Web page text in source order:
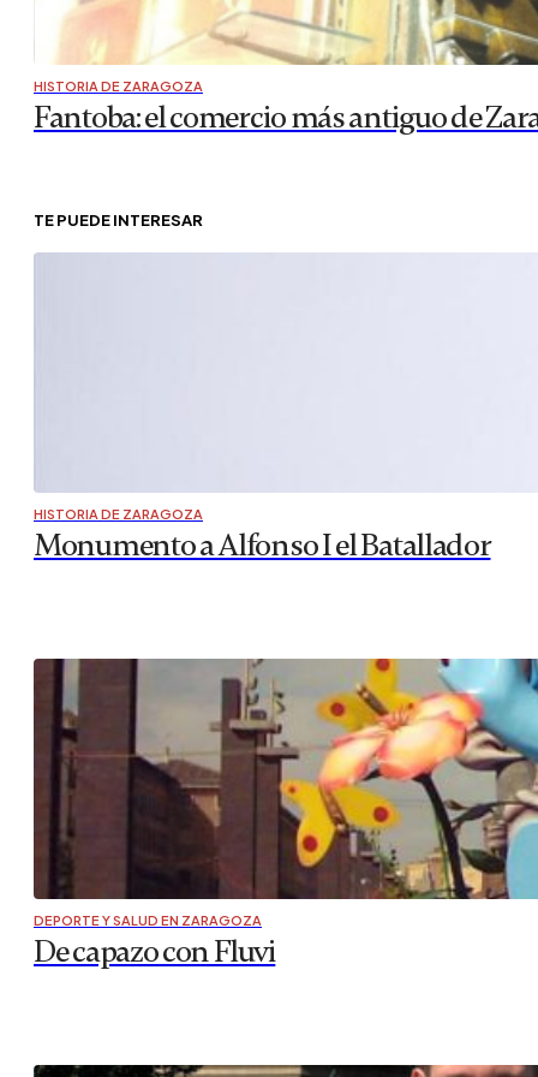
HISTORIA DE ZARAGOZA
Fantoba: el comercio más antiguo de
TE PUEDE INTERESAR
HISTORIA DE ZARAGOZA
Monumento a Alfonso I el Batallador
DEPORTE Y SALUD EN ZARAGOZA
De capazo con Fluvi